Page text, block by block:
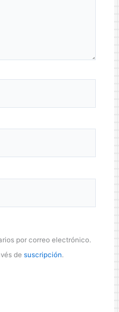
por correo electrónico.
desuscripción.